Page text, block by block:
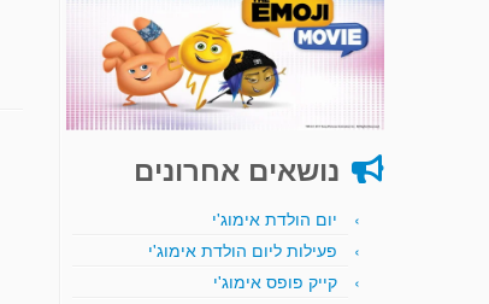
נושאים אחרונים
יום הולדת אימוג'י
פעילות ליום הולדת אימוג'י
קייק פופס אימוג'י